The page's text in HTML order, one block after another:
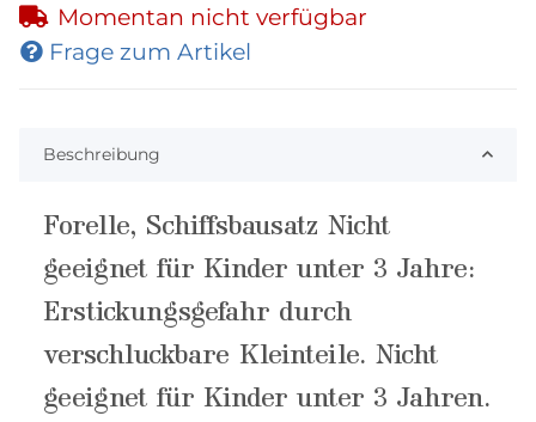
Momentan nicht verfügbar
Frage zum Artikel
Beschreibung
Forelle, Schiffsbausatz Nicht
geeignet für Kinder unter 3 Jahre:
Erstickungsgefahr durch
verschluckbare Kleinteile. Nicht
geeignet für Kinder unter 3 Jahren.